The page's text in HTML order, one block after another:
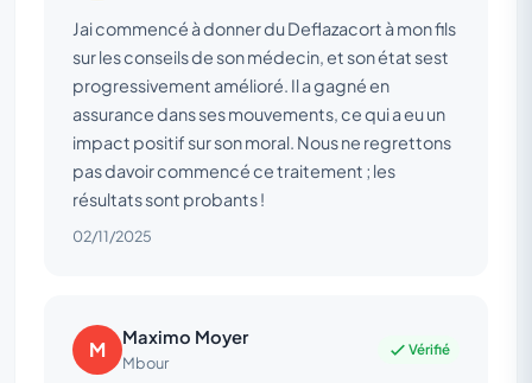
Jai commencé à donner du Deflazacort à mon fils
sur les conseils de son médecin, et son état sest
progressivement amélioré. Il a gagné en
assurance dans ses mouvements, ce qui a eu un
impact positif sur son moral. Nous ne regrettons
pas davoir commencé ce traitement ; les
résultats sont probants !
02/11/2025
M Maximo Moyer
Mbour
Vérifié